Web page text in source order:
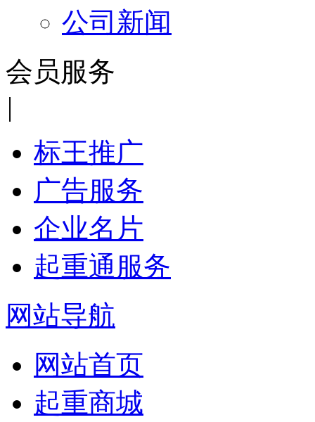
公司新闻
会员服务
|
标王推广
广告服务
企业名片
起重通服务
网站导航
网站首页
起重商城